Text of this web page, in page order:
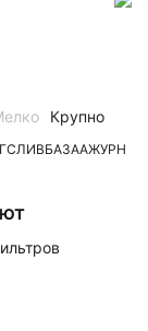
БАЗААЖУРНЫЕ
Крупно